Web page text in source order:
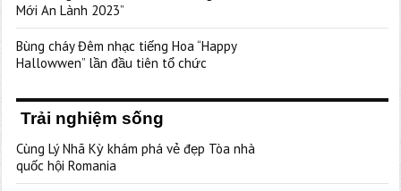
Mới An Lành 2023”
Bùng cháy Đêm nhạc tiếng Hoa “Happy
Hallowwen” lần đầu tiên tổ chức
Trải nghiệm sống
Cùng Lý Nhã Kỳ khám phá vẻ đẹp Tòa nhà
quốc hội Romania